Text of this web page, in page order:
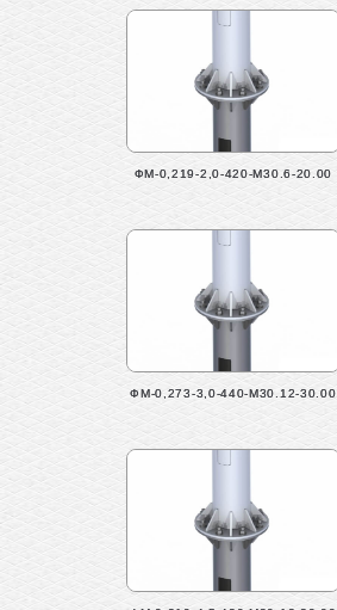
ФМ-0,219-2,0-420-М30.6-20.00
ФМ-0,273-3,0-440-М30.12-30.00